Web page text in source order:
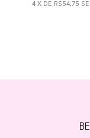
4 X DE R$54,75